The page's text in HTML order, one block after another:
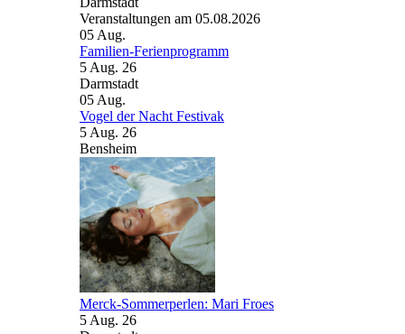
Veranstaltungen am 05.08.2026
05 Aug.
Familien-Ferienprogramm
5 Aug. 26
Darmstadt
05 Aug.
Vogel der Nacht Festivak
5 Aug. 26
Bensheim
Merck-Sommerperlen: Mari Froes
5 Aug. 26